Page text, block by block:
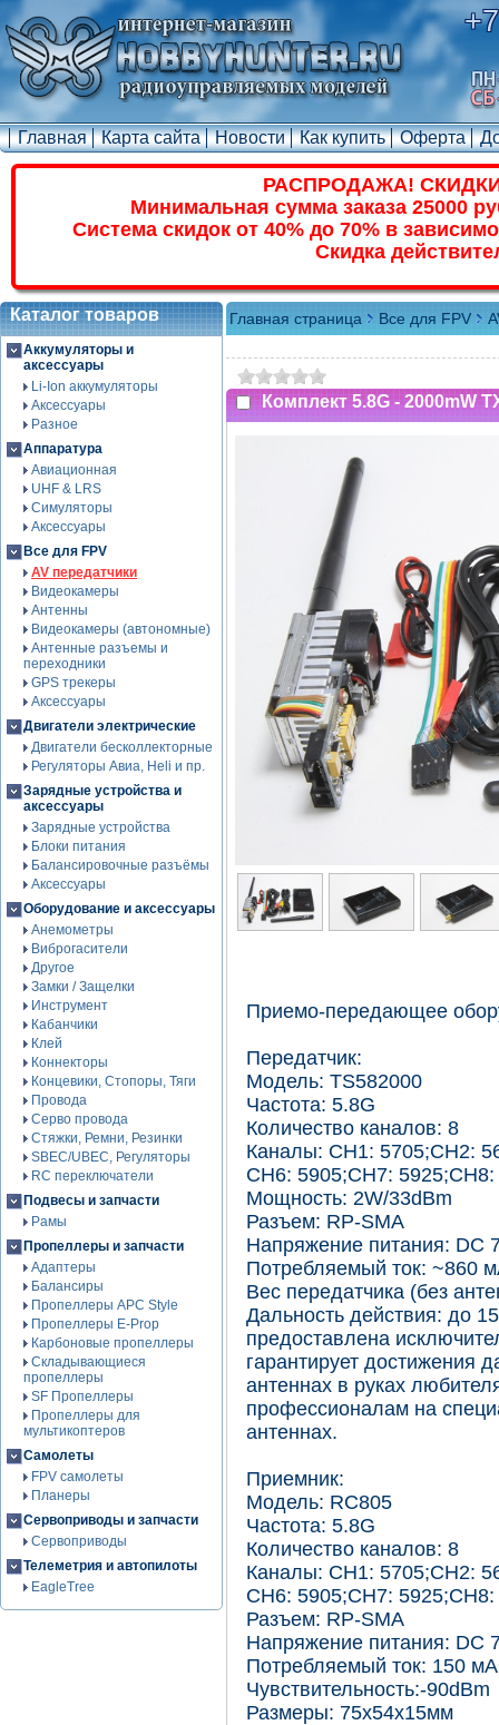
Главная Карта сайта Новости Как купить Оферта
РАСПРОДАЖА!
Минимальная сумма заказа 25000
Система скидок от 40% до 70% в
Скидка
Каталог товаров
Аккумуляторы и
аксессуары
Li-Ion аккумуляторы
Аксессуары
Разное
Аппаратура
Авиационная
UHF & LRS
Симуляторы
Аксессуары
Все для FPV
AV передатчики
Видеокамеры
Антенны
Видеокамеры (автономные)
Антенные разъемы и
переходники
GPS трекеры
Аксессуары
Двигатели электрические
Двигатели бесколлекторные
Регуляторы Авиа, Heli и пр.
Зарядные устройства и
аксессуары
Зарядные устройства
Блоки питания
Балансировочные разъёмы
Аксессуары
Оборудование и аксессуары
Анемометры
Виброгасители
Другое
Замки / Защелки
Инструмент
Кабанчики
Клей
Коннекторы
Концевики, Стопоры, Тяги
Провода
Серво провода
Стяжки, Ремни, Резинки
SBEC/UBEC, Регуляторы
RC переключатели
Подвесы и запчасти
Рамы
Пропеллеры и запчасти
Адаптеры
Балансиры
Пропеллеры APC Style
Пропеллеры E-Prop
Карбоновые пропеллеры
Складывающиеся
пропеллеры
SF Пропеллеры
Пропеллеры для
мультикоптеров
Самолеты
FPV самолеты
Планеры
Сервоприводы и запчасти
Сервоприводы
Телеметрия и автопилоты
EagleTree
Главная страница Все для FPV
Комплект 5.8G - 2000mW
Приемо-передающее
Передатчик:
Модель: TS582000
Частота: 5.8G
Количество каналов: 8
Каналы: CH1: 5705;CH2:
CH6: 5905;CH7:
Мощность: 2W/33dBm
Разъем: RP-SMA
Напряжение питания: DC
Потребляемый ток: ~860
Вес передатчика (без
Дальность действия: до
предоставлена
гарантирует достижения
антеннах в руках
профессионалам на
антеннах.
Приемник:
Модель: RC805
Частота: 5.8G
Количество каналов: 8
Каналы: CH1: 5705;CH2:
CH6: 5905;CH7:
Разъем: RP-SMA
Напряжение питания: DC
Потребляемый ток: 150 мА
Чувствительность:-90dBm
Размеры: 75x54x15мм